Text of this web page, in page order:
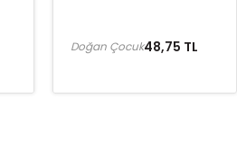
48,75 TL
Doğan Çocuk